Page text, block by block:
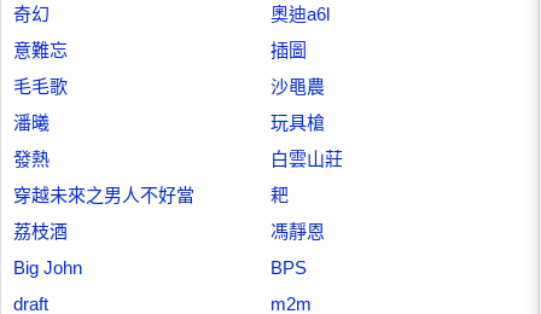
奇幻
奧迪a6l
意難忘
插圖
毛毛歌
沙黽農
潘曦
玩具槍
發熱
白雲山莊
穿越未來之男人不好當
耙
荔枝酒
馮靜恩
Big John
BPS
draft
m2m